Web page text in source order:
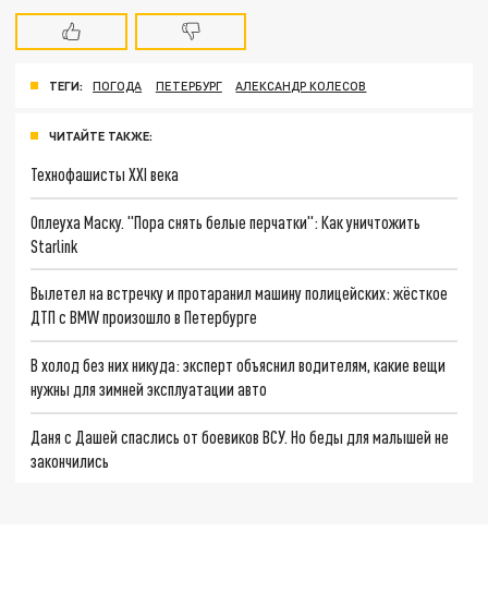
ТЕГИ: ПОГОДА ПЕТЕРБУРГ АЛЕКСАНДР КОЛЕСОВ
ЧИТАЙТЕ ТАКЖЕ:
Технофашисты XXI века
Оплеуха Маску. "Пора снять белые перчатки": Как уничтожить
Starlink
Вылетел на встречку и протаранил машину полицейских: жёсткое
ДТП с BMW произошло в Петербурге
В холод без них никуда: эксперт объяснил водителям, какие вещи
нужны для зимней эксплуатации авто
Даня с Дашей спаслись от боевиков ВСУ. Но беды для малышей не
закончились